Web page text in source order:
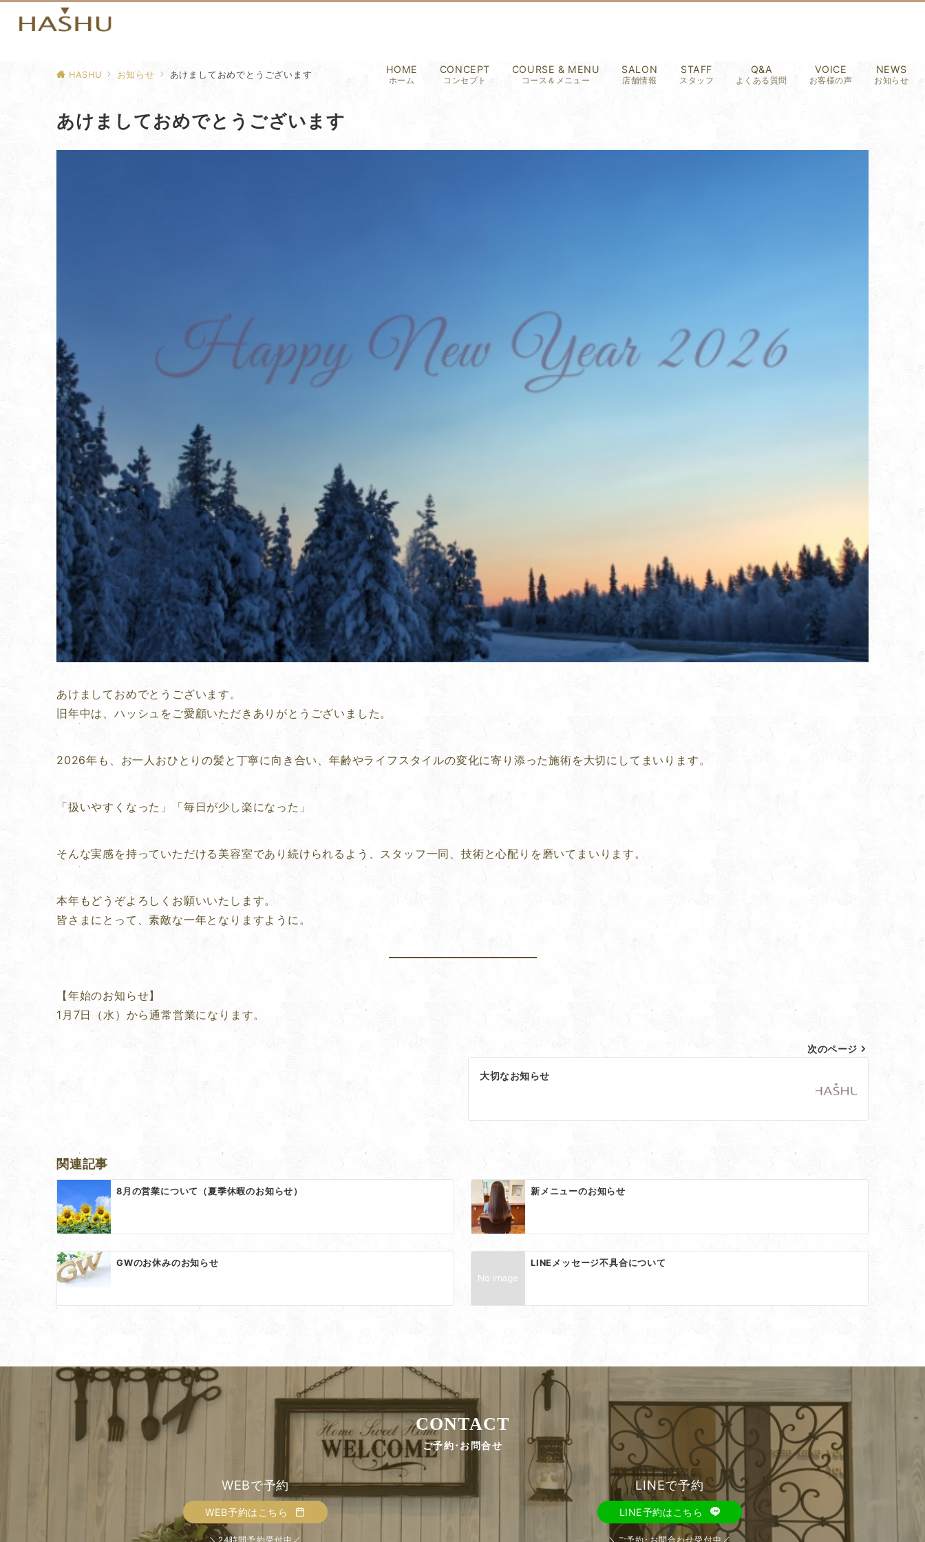
HOME
ホーム
CONCEPT
コンセプト
COURSE & MENU
コース＆メニュー
SALON
店舗情報
STAFF
スタッフ
Q&A
よくある質問
VOICE
お客様の声
NEWS
お知らせ
HASHU お知らせ あけましておめでとうございます
あけましておめでとうございます
あけましておめでとうございます。
旧年中は、ハッシュをご愛顧いただきありがとうございました。
2026年も、お一人おひとりの髪と丁寧に向き合い、年齢やライフスタイルの変化に寄り添った施術を大切にしてまいります。
「扱いやすくなった」「毎日が少し楽になった」
そんな実感を持っていただける美容室であり続けられるよう、スタッフ一同、技術と心配りを磨いてまいります。
本年もどうぞよろしくお願いいたします。
皆さまにとって、素敵な一年となりますように。
【年始のお知らせ】
1月7日（水）から通常営業になります。
ゲ
ー
シ
ョ
ン
次のページ
大切なお知らせ
関連記事
8月の営業について（夏季休暇のお知らせ） 新メニューのお知らせ
GWのお休みのお知らせ LINEメッセージ不具合について
CONTACT
ご予約･お問合せ
WEBで予約
WEB予約はこちら
LINEで予約
LINE予約はこちら